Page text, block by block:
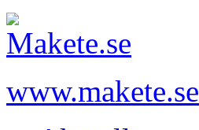
www.makete.se